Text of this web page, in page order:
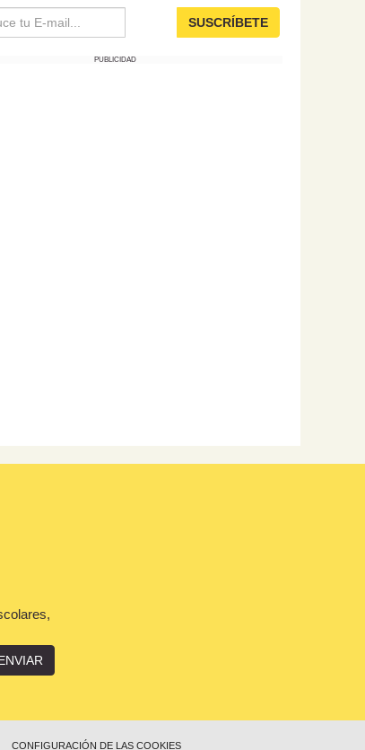
SUSCRÍBETE
PUBLICIDAD
CONFIGURACIÓN DE LAS COOKIES